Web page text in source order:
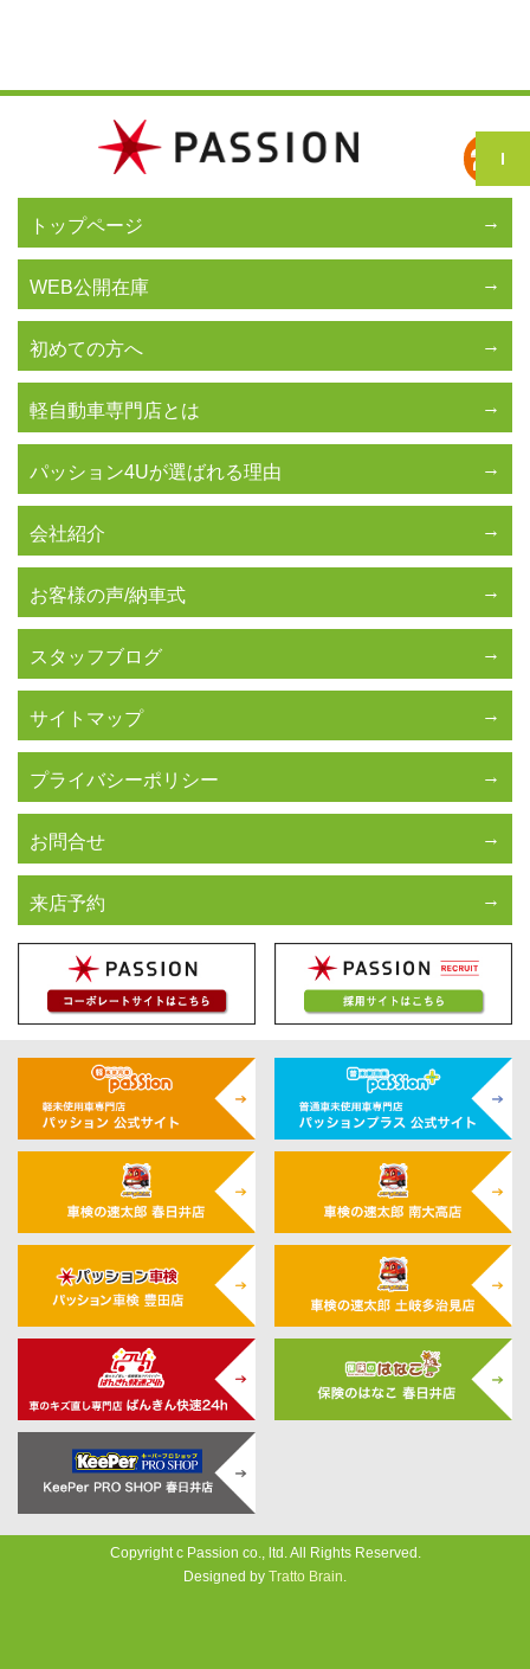
トップページ
WEB公開在庫
初めての方へ
軽自動車専門店とは
パッション4Uが選ばれる理由
会社紹介
お客様の声/納車式
スタッフブログ
サイトマップ
プライバシーポリシー
お問合せ
来店予約
Copyright c Passion co., ltd. All Rights Reserved.
Designed by Tratto Brain.